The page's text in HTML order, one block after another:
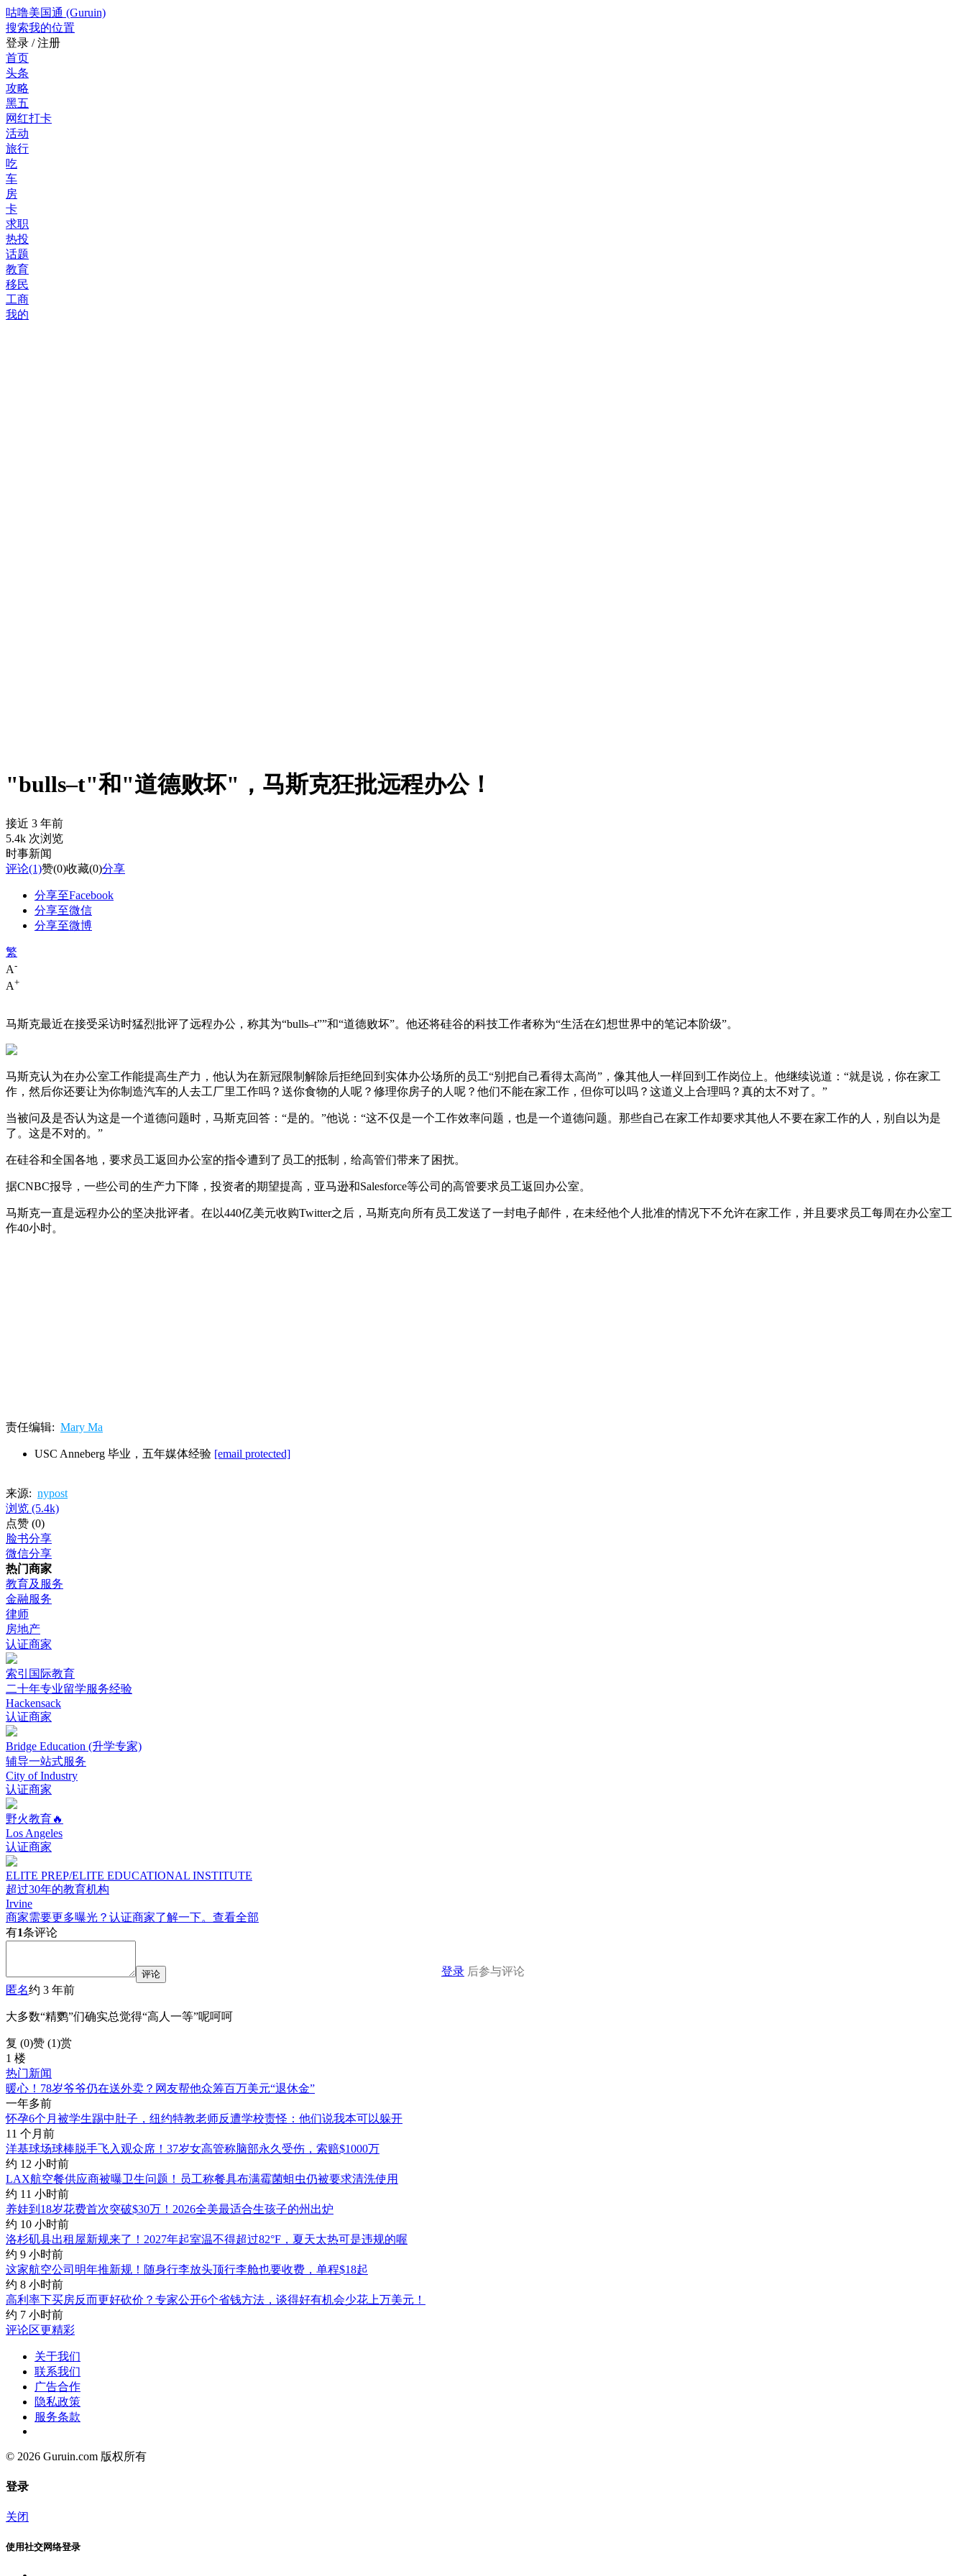
咕噜美国通 (Guruin)
搜索我的位置
登录 / 注册
首页
头条
攻略
黑五
网红打卡
活动
旅行
吃
车
房
卡
求职
热投
话题
教育
移民
工商
我的
"bulls–t"和"道德败坏"，马斯克狂批远程办公！
接近 3 年前
5.4k 次浏览
时事新闻
评论(1)赞(0)收藏(0)分享
分享至Facebook
分享至微信
分享至微博
繁
A-
A+
马斯克最近在接受采访时猛烈批评了远程办公，称其为“bulls–t””和“道德败坏”。他还将硅谷的科技工作者称为“生活在幻想世界中的笔记本阶级”。
马斯克认为在办公室工作能提高生产力，他认为在新冠限制解除后拒绝回到实体办公场所的员工“别把自己看得太高尚”，像其他人一样回到工作岗位上。他继续说道：“就是说，你在家工
作，然后你还要让为你制造汽车的人去工厂里工作吗？送你食物的人呢？修理你房子的人呢？他们不能在家工作，但你可以吗？这道义上合理吗？真的太不对了。”
当被问及是否认为这是一个道德问题时，马斯克回答：“是的。”他说：“这不仅是一个工作效率问题，也是一个道德问题。那些自己在家工作却要求其他人不要在家工作的人，别自以为是
了。这是不对的。”
在硅谷和全国各地，要求员工返回办公室的指令遭到了员工的抵制，给高管们带来了困扰。
据CNBC报导，一些公司的生产力下降，投资者的期望提高，亚马逊和Salesforce等公司的高管要求员工返回办公室。
马斯克一直是远程办公的坚决批评者。在以440亿美元收购Twitter之后，马斯克向所有员工发送了一封电子邮件，在未经他个人批准的情况下不允许在家工作，并且要求员工每周在办公室工
作40小时。
责任编辑: Mary Ma
USC Anneberg 毕业，五年媒体经验 [email protected]
来源: nypost
浏览 (5.4k)
点赞 (0)
脸书分享
微信分享
热门商家
教育及服务
金融服务
律师
房地产
认证商家
索引国际教育
二十年专业留学服务经验
Hackensack
认证商家
Bridge Education (升学专家)
辅导一站式服务
City of Industry
认证商家
野火教育🔥
Los Angeles
认证商家
ELITE PREP/ELITE EDUCATIONAL INSTITUTE
超过30年的教育机构
Irvine
商家需要更多曝光？认证商家了解一下。 查看全部
有1条评论
登录 后参与评论
评论
匿名约 3 年前
大多数“精鹦”们确实总觉得“高人一等”呢呵呵
复 (0)赞 (1)赏
1 楼
热门新闻
暖心！78岁爷爷仍在送外卖？网友帮他众筹百万美元“退休金”
一年多前
怀孕6个月被学生踢中肚子，纽约特教老师反遭学校责怪：他们说我本可以躲开
11 个月前
洋基球场球棒脱手飞入观众席！37岁女高管称脑部永久受伤，索赔$1000万
约 12 小时前
LAX航空餐供应商被曝卫生问题！员工称餐具布满霉菌蛆虫仍被要求清洗使用
约 11 小时前
养娃到18岁花费首次突破$30万！2026全美最适合生孩子的州出炉
约 10 小时前
洛杉矶县出租屋新规来了！2027年起室温不得超过82°F，夏天太热可是违规的喔
约 9 小时前
这家航空公司明年推新规！随身行李放头顶行李舱也要收费，单程$18起
约 8 小时前
高利率下买房反而更好砍价？专家公开6个省钱方法，谈得好有机会少花上万美元！
约 7 小时前
评论区更精彩
关于我们
联系我们
广告合作
隐私政策
服务条款
© 2026 Guruin.com 版权所有
登录
关闭
使用社交网络登录